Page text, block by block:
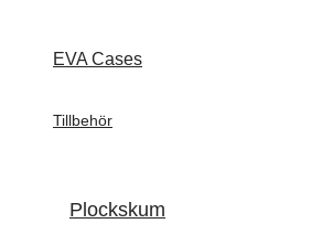
EVA Cases
Tillbehör
Plockskum